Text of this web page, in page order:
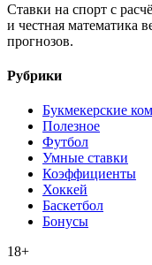
Ставки на спорт с
и честная математика
прогнозов.
Рубрики
Букмекерские
Полезное
Футбол
Умные ставки
Коэффициенты
Хоккей
Баскетбол
Бонусы
18+